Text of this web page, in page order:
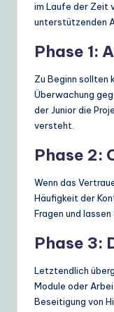
im Laufe der Zeit
unterstützenden
Phase 1:
Zu Beginn sollten
Überwachung
der Junior die
versteht.
Phase 2:
Wenn das
Häufigkeit der
Fragen und
Phase 3:
Letztendlich
Module oder
Beseitigung von